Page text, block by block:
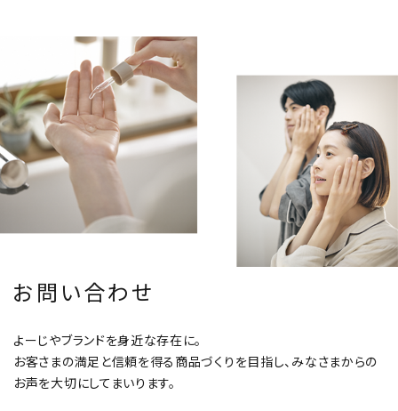
お問い合わせ
よーじやブランドを身近な存在に。
お客さまの満足と信頼を得る商品づくりを目指し、みなさまからの
お声を大切にしてまいります。